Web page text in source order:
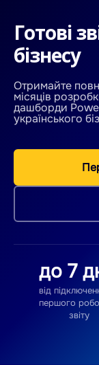
Готові
бізнесу
Отримайте
місяців
дашборди Power
українського
до 7
від
першого
звіту